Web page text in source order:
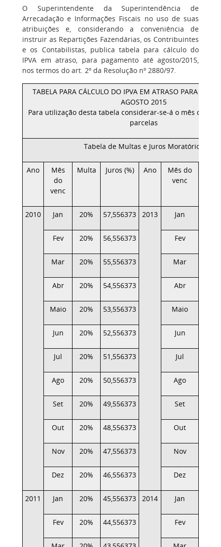
O Superintendente da Superintendência de
Arrecadação e Informações Fiscais no uso de suas
atribuições e, considerando a conveniência de
instruir as Repartições Fazendárias, os Contribuintes
e os Contabilistas, publica tabela para cálculo do
IPVA em atraso, para pagamento até agosto/2015,
nos termos do art. 2º da Resolução nº 2880/97.
TABELA PARA CÁLCULO DO IPVA EM ATRASO PARA
AGOSTO 2015
Para utilização desta tabela considerar-se-á o mês de
parcelas
Tabela de Multas e Juros Moratórios
Ano
Mês
do
venc
Multa Juros (%) Ano
Mês do
venc
2010 Jan 20% 57,556373 2013 Jan
Fev 20% 56,556373 Fev
Mar 20% 55,556373 Mar
Abr 20% 54,556373 Abr
Maio 20% 53,556373 Maio
Jun 20% 52,556373 Jun
Jul 20% 51,556373 Jul
Ago 20% 50,556373 Ago
Set 20% 49,556373 Set
Out 20% 48,556373 Out
Nov 20% 47,556373 Nov
Dez 20% 46,556373 Dez
2011 Jan 20% 45,556373 2014 Jan
Fev 20% 44,556373 Fev